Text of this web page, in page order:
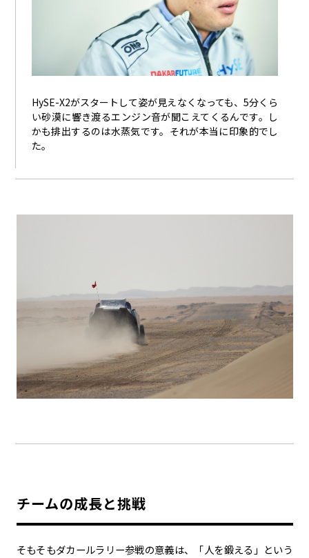
HySE-X2がスタートして姿が見えなくなっても、5分くら
い砂漠に響き渡るエンジン音が聞こえてくるんです。し
かも排出するのは水蒸気です。それが本当に印象的でし
た。
チームの成長と挑戦
そもそもダカールラリー参戦の意義は、「人を鍛える」という